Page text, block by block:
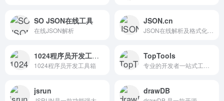
SO JSON在线工具
在线JSON解析
JSON.cn
1024程序员开发工具箱
1024程序员开发工具箱
TopTools
jsrun drawDB